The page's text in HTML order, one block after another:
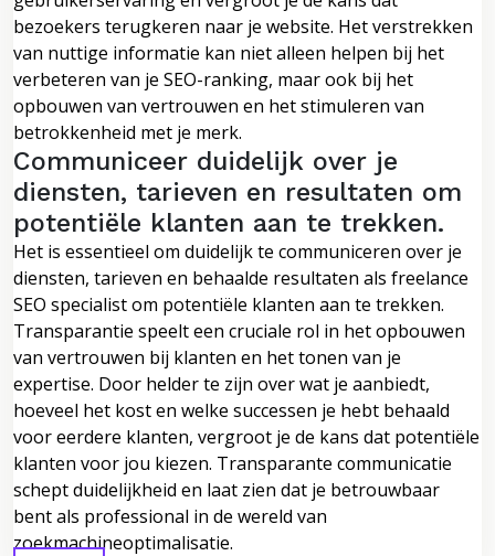
bezoekers terugkeren naar je website. Het verstrekken
van nuttige informatie kan niet alleen helpen bij het
verbeteren van je SEO-ranking, maar ook bij het
opbouwen van vertrouwen en het stimuleren van
betrokkenheid met je merk.
Communiceer duidelijk over je
diensten, tarieven en resultaten om
potentiële klanten aan te trekken.
Het is essentieel om duidelijk te communiceren over je
diensten, tarieven en behaalde resultaten als freelance
SEO specialist om potentiële klanten aan te trekken.
Transparantie speelt een cruciale rol in het opbouwen
van vertrouwen bij klanten en het tonen van je
expertise. Door helder te zijn over wat je aanbiedt,
hoeveel het kost en welke successen je hebt behaald
voor eerdere klanten, vergroot je de kans dat potentiële
klanten voor jou kiezen. Transparante communicatie
schept duidelijkheid en laat zien dat je betrouwbaar
bent als professional in de wereld van
zoekmachineoptimalisatie.